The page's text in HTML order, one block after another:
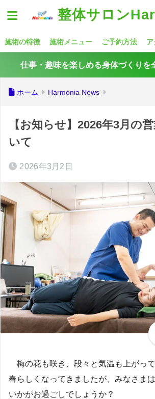
整体サロン
施術の特徴 施術メニュー ご予約方法
仕事・趣味を楽しめる身体づくりを
ホーム Harmonia News
【お知らせ】2026年3月の
いて
2026年3月2日
梅の花も咲き、段々と気温も上がって
春らしくなってきましたが、みなさまは
いかがお過ごしでしょうか？